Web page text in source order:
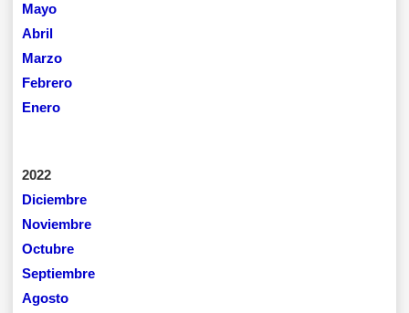
Mayo
Abril
Marzo
Febrero
Enero
2022
Diciembre
Noviembre
Octubre
Septiembre
Agosto